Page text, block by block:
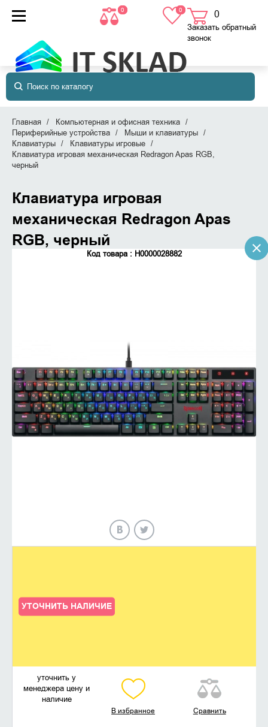
0 0 0
в корзине
Заказать обратный
звонок
Главная
Компьютерная и офисная техника
Периферийные устройства
Мыши и клавиатуры
Клавиатуры
Клавиатуры игровые
Клавиатура игровая механическая Redragon Apas RGB,
черный
Клавиатура игровая
механическая Redragon Apas
RGB, черный
Код товара : Н0000028882
УТОЧНИТЬ НАЛИЧИЕ
уточнить у
менеджера цену и
наличие
В избранное Сравнить